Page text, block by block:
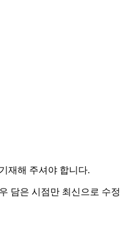
재해 주셔야 합니다.
담은 시점만 최신으로 수정